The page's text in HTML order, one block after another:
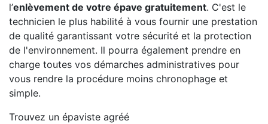
l’enlèvement de votre épave gratuitement. C'est le
technicien le plus habilité à vous fournir une prestation
de qualité garantissant votre sécurité et la protection
de l'environnement. Il pourra également prendre en
charge toutes vos démarches administratives pour
vous rendre la procédure moins chronophage et
simple.
Trouvez un épaviste agréé